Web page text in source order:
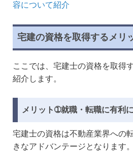
容について紹介
宅建の資格を取得するメリ
ここでは、宅建士の資格を取得
紹介します。
メリット➀就職・転職に有利
宅建士の資格は不動産業界への
きなアドバンテージとなります。